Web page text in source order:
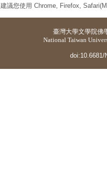
建議您使用 Chrome, Firefox,
臺灣大學文學院佛
National Taiwan
doi:10.6681/